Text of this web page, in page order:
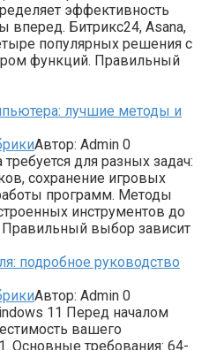
эффективность
Битрикс24, Asana,
популярных решения с
функций. Правильный
лучшие методы и
Автор: Admin 0
для разных задач:
сохранение игровых
программ. Методы
инструментов до
Правильный выбор зависит
подробное руководство
Автор: Admin 0
11 Перед началом
вашего
Основные требования: 64-